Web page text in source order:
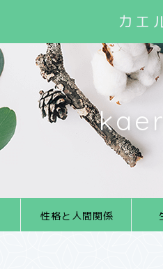
カエ
性格と人間関係